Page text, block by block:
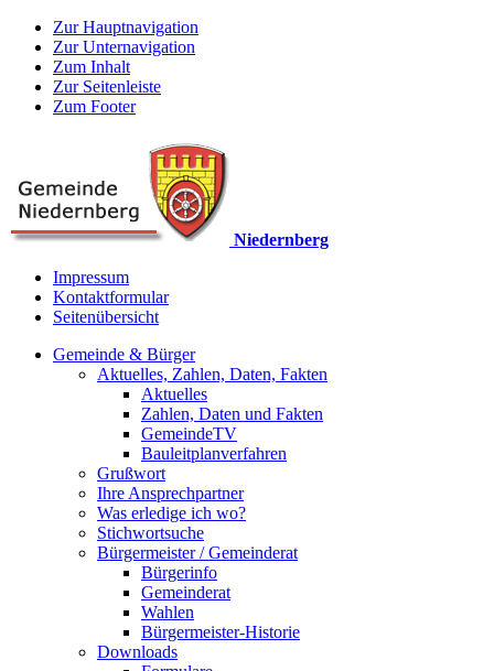
Zur Hauptnavigation
Zur Unternavigation
Zum Inhalt
Zur Seitenleiste
Zum Footer
Niedernberg
Impressum
Kontaktformular
Seitenübersicht
Gemeinde & Bürger
Aktuelles, Zahlen, Daten, Fakten
Aktuelles
Zahlen, Daten und Fakten
GemeindeTV
Bauleitplanverfahren
Grußwort
Ihre Ansprechpartner
Was erledige ich wo?
Stichwortsuche
Bürgermeister / Gemeinderat
Bürgerinfo
Gemeinderat
Wahlen
Bürgermeister-Historie
Downloads